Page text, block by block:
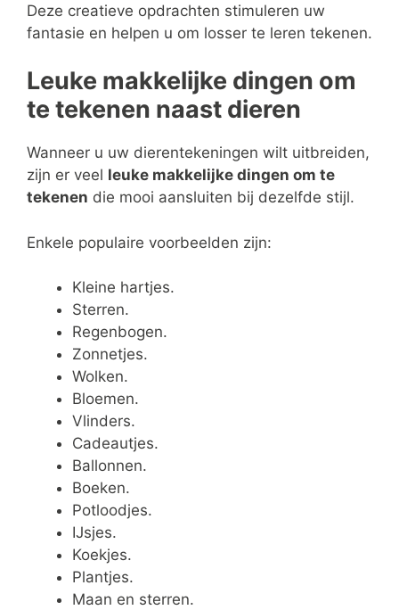
Deze creatieve opdrachten stimuleren uw
fantasie en helpen u om losser te leren tekenen.
Leuke makkelijke dingen om
te tekenen naast dieren
Wanneer u uw dierentekeningen wilt uitbreiden,
zijn er veel leuke makkelijke dingen om te
tekenen die mooi aansluiten bij dezelfde stijl.
Enkele populaire voorbeelden zijn:
Kleine hartjes.
Sterren.
Regenbogen.
Zonnetjes.
Wolken.
Bloemen.
Vlinders.
Cadeautjes.
Ballonnen.
Boeken.
Potloodjes.
IJsjes.
Koekjes.
Plantjes.
Maan en sterren.